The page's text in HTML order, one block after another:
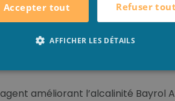
l’alcalinité)
améliorant l’alcalinité Bayrol
Accepter tout Refuser tout
AFFICHER LES DÉTAILS